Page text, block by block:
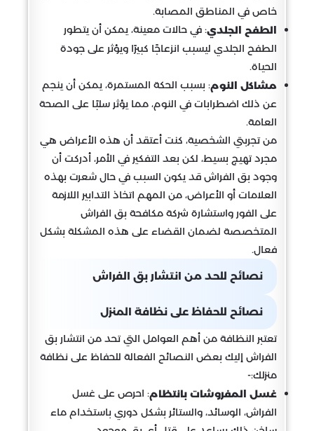
خاص في المناطق المصابة.
الطفح الجلدي: في حالات معينة، يمكن أن يتطور
الطفح الجلدي ليسبب انزعاجًا كبيرًا ويؤثر على جودة
الحياة.
مشاكل النوم: بسبب الحكة المستمرة، يمكن أن ينجم
عن ذلك اضطرابات في النوم، مما يؤثر سلبًا على الصحة
العامة.
من تجربتي الشخصية، كنت أعتقد أن هذه الأعراض هي
مجرد تهيج بسيط، لكن بعد التفكير في الأمر، أدركت أن
وجود بق الفراش قد يكون السبب في حال شعرت بهذه
العلامات أو الأعراض، من المهم اتخاذ التدابير اللازمة
على الفور واستشارة شركة مكافحة بق الفراش
المتخصصة لضمان القضاء على هذه المشكلة بشكل
فعال.
نصائح للحد من انتشار بق الفراش
نصائح للحفاظ على نظافة المنزل
تعتبر النظافة من أهم العوامل التي تحد من انتشار بق
الفراش إليك بعض النصائح الفعالة للحفاظ على نظافة
منزلك:-
غسل المفروشات بانتظام: احرص على غسل
الفراش، الوسائد، والستائر بشكل دوري باستخدام ماء